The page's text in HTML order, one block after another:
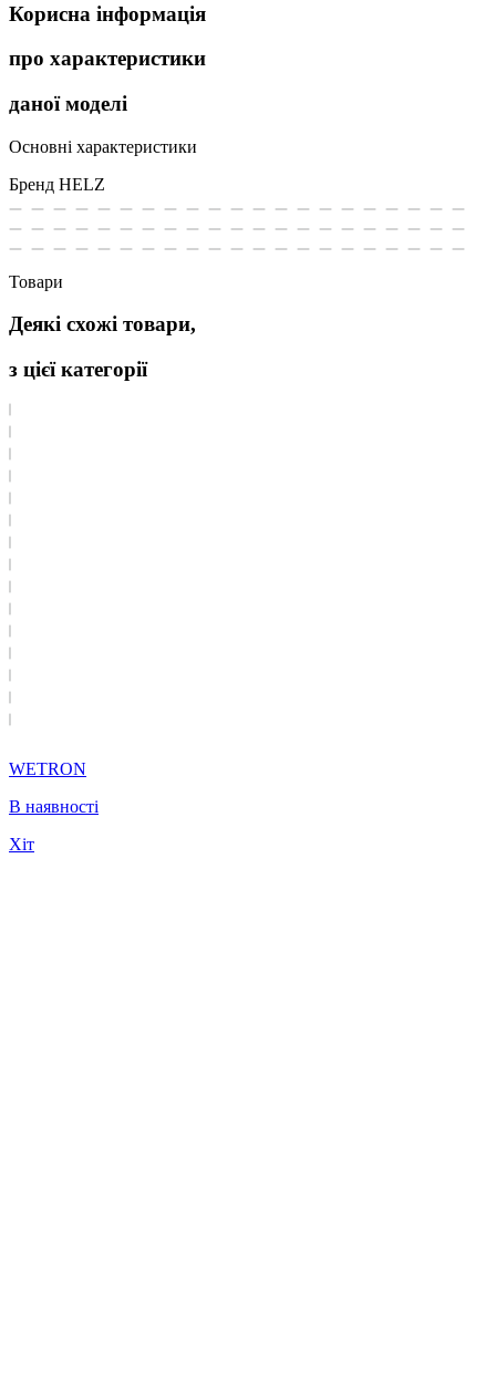
Корисна інформація
про характеристики
даної моделі
Основні характеристики
Бренд HELZ
Товари
Деякі схожі товари,
з цієї категорії
WETRON
В наявності
Хіт